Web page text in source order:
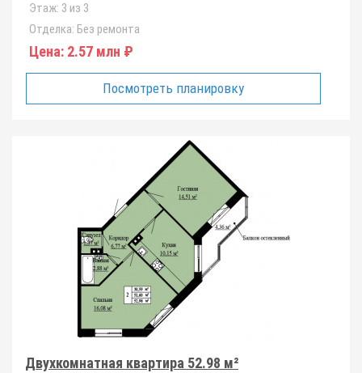
Этаж: 3 из 3
Отделка: Без ремонта
Цена: 2.57 млн ₽
Посмотреть планировку
Двухкомнатная квартира 52.98 м²